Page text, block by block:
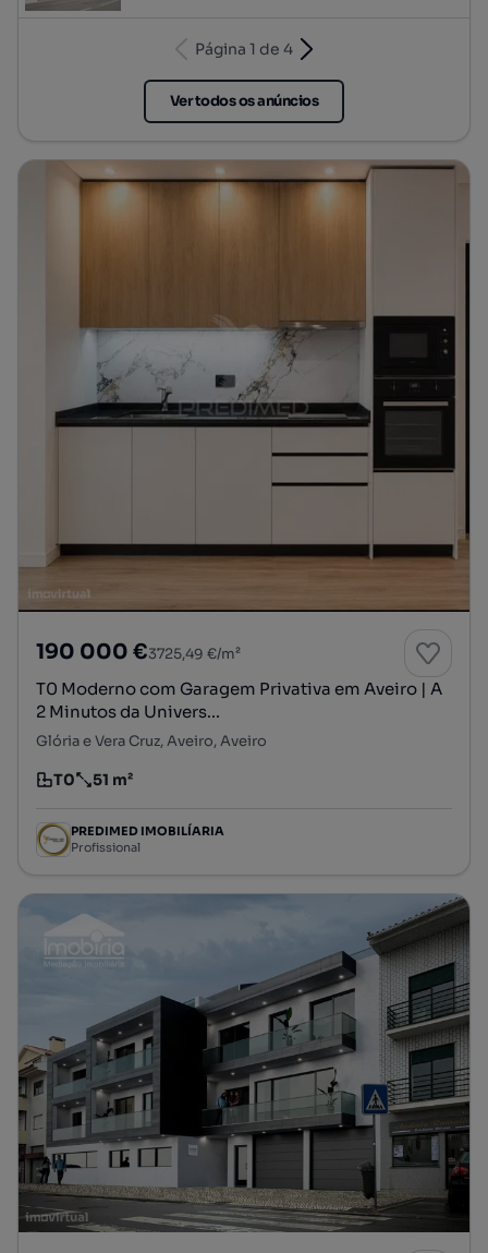
Página 1 de 4
Ver todos os anúncios
190 000 €3725,49 €/m²
T0 Moderno com Garagem Privativa em Aveiro | A
2 Minutos da Univers...
Glória e Vera Cruz, Aveiro, Aveiro
Tipologia
T0
Preço por metro quadrado
51 m²
PREDIMED IMOBILÍARIA
Profissional